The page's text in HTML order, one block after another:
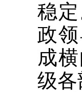
稳
政
成
级